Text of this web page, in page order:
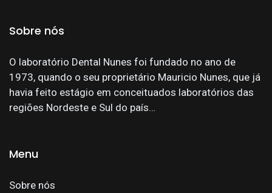
Sobre nós
O laboratório Dental Nunes foi fundado no ano de
1973, quando o seu proprietário Mauricio Nunes, que já
havia feito estágio em conceituados laboratórios das
regiões Nordeste e Sul do país…
Menu
Sobre nós